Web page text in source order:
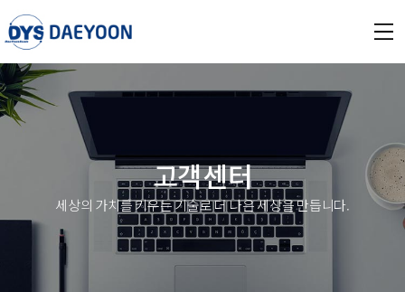
고객센터
세상의 가치를 키우는 기술로 더 나은 세상을 만듭니다.